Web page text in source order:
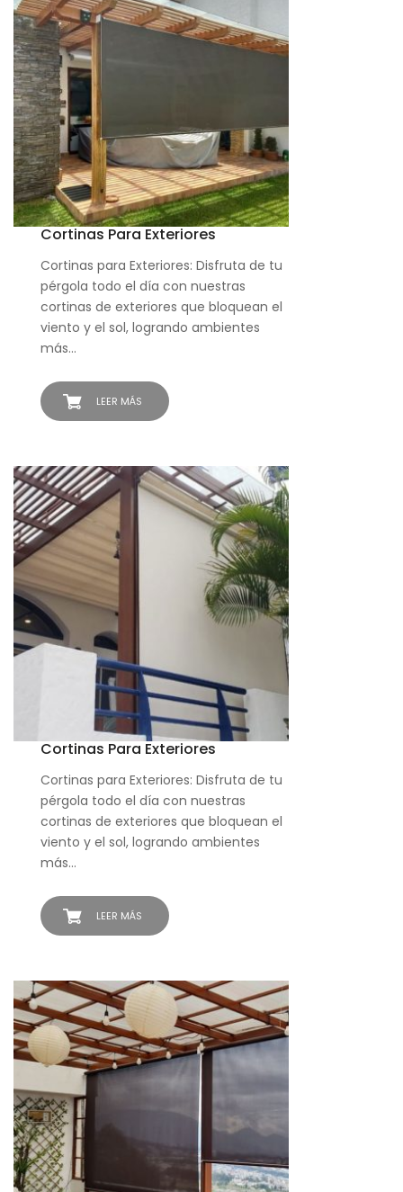
LEER MÁS
Cortinas Para Exteriores
Cortinas para Exteriores: Disfruta de tu
pérgola todo el día con nuestras
cortinas de exteriores que bloquean el
viento y el sol, logrando ambientes
más…
LEER MÁS
Cortinas Para Exteriores
Cortinas para Exteriores: Disfruta de tu
pérgola todo el día con nuestras
cortinas de exteriores que bloquean el
viento y el sol, logrando ambientes
más…